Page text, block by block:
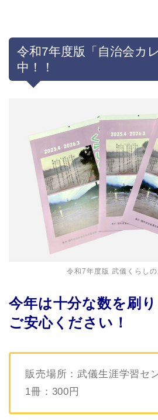
令和7年度版「自治会カ
中！！
令和7年度版 武儀くらし
今年は十分な数を刷り
ご安心ください！
販売場所：武儀生涯学習セ
1冊：300円